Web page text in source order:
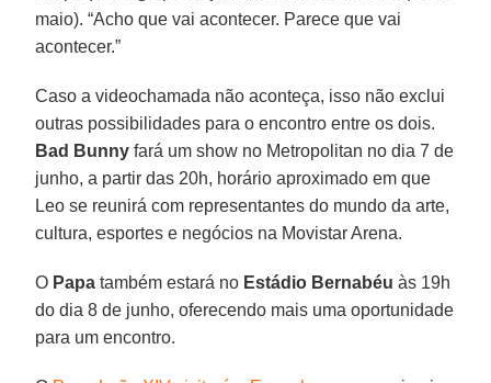
maio). “Acho que vai acontecer. Parece que vai
acontecer.”
Caso a videochamada não aconteça, isso não exclui
outras possibilidades para o encontro entre os dois.
Bad Bunny fará um show no Metropolitan no dia 7 de
junho, a partir das 20h, horário aproximado em que
Leo se reunirá com representantes do mundo da arte,
cultura, esportes e negócios na Movistar Arena.
O Papa também estará no Estádio Bernabéu às 19h
do dia 8 de junho, oferecendo mais uma oportunidade
para um encontro.